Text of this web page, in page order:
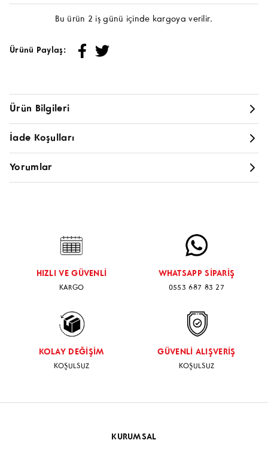
Bu ürün 2 iş günü içinde kargoya verilir.
Ürünü Paylaş:
Ürün Bilgileri
20 LİTRE TÜP İÇİ BOYALIDIR. METAL SABİTLEME AYAĞI YANINDA
GÖNDERİLMEKTEDİR.
İade Koşulları
Yorumlar
Bu ürün için toplam0yorum yapılmıştır. Yorum yapabilmeniz
HIZLI VE GÜVENLİ
KARGO
WHATSAPP SİPARİŞ
0553 687 83 27
KOLAY DEĞİŞİM
KOŞULSUZ
GÜVENLİ ALIŞVERİŞ
KOŞULSUZ
KURUMSAL